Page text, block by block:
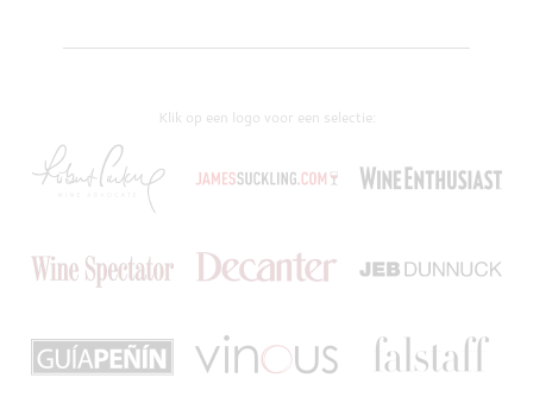
Klik op een logo voor een selectie: